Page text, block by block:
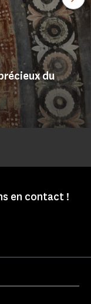
du
en contact !